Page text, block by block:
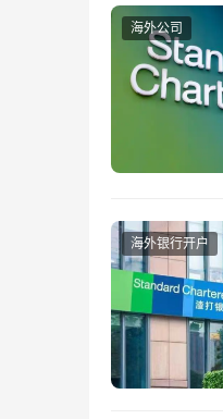
海外公司
海外银行开户